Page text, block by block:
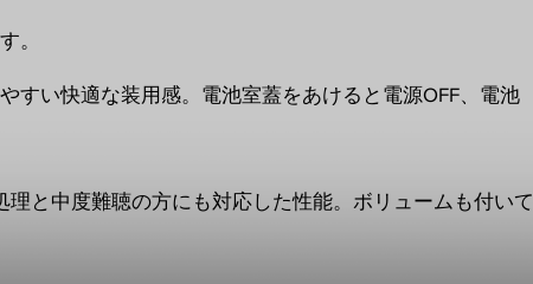
。
すい快適な装用感。電池室蓋をあけると電源OFF、電池
と中度難聴の方にも対応した性能。ボリュームも付いて